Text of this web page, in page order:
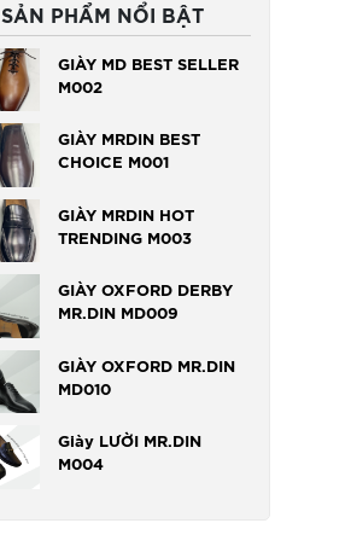
SẢN PHẨM NỔI BẬT
GIÀY MD BEST SELLER
M002
GIÀY MRDIN BEST
CHOICE M001
GIÀY MRDIN HOT
TRENDING M003
GIÀY OXFORD DERBY
MR.DIN MD009
GIÀY OXFORD MR.DIN
MD010
Giày LƯỜI MR.DIN
M004